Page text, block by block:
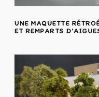
UNE MAQUETTE
ET REMPARTS